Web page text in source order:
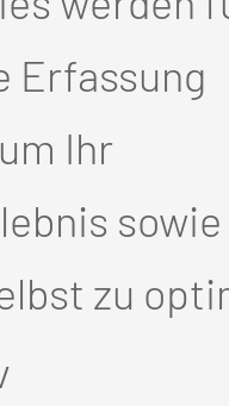
Erfassung
Ihr
zu